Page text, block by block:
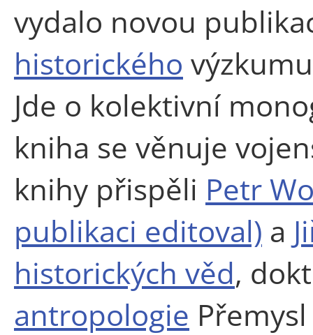
vydalo novou
historického
Jde o kolektivní
kniha se věnuje
knihy přispěli Petr
publikaci editoval) a
historických věd,
antropologie